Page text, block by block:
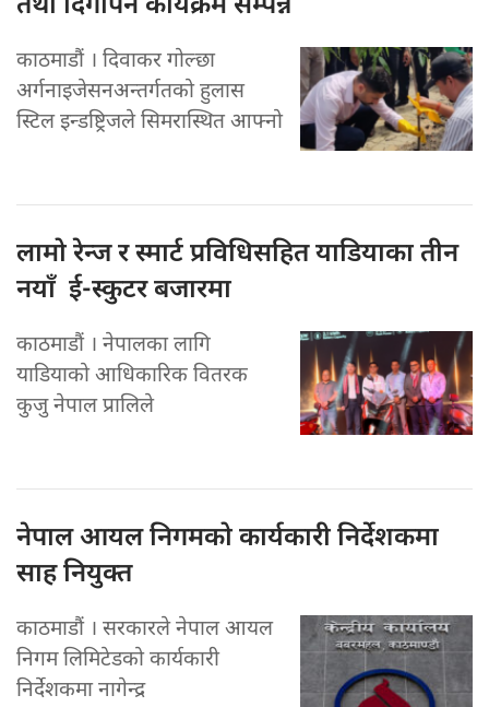
काठमाडौं । दिवाकर गोल्छा
अर्गनाइजेसनअन्तर्गतको हुलास
स्टिल इन्डष्ट्रिजले सिमरास्थित आफ्नो
लामो रेन्जर स्मार्ट प्रविधिसहित याडियाका तीन
नयाँ ई-स्कुटर बजारमा
काठमाडौं । नेपालका लागि
याडियाको आधिकारिक वितरक
कुजु नेपाल प्रालिले
नेपाल आयलनिगमको कार्यकारी निर्देशकमा
साह नियुक्त
काठमाडौं । सरकारले नेपाल आयल
निगम लिमिटेडको कार्यकारी
निर्देशकमा नागेन्द्र